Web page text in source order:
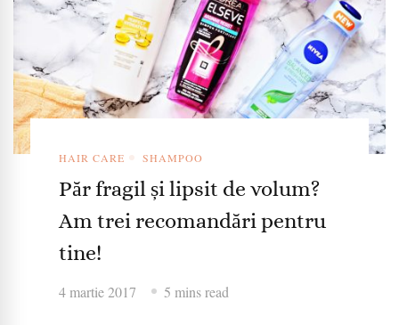
HAIR CARE SHAMPOO
Păr fragil și lipsit de volum?
Am trei recomandări pentru
tine!
4 martie 2017 5 mins read